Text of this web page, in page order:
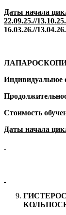
Даты начала
22.09.25.//
16.03.26.//
Индивидуальное
Стоимость
Даты начала